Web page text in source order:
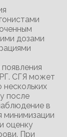
дозами
СГЯ может
после
в
минимизации
оценку
При